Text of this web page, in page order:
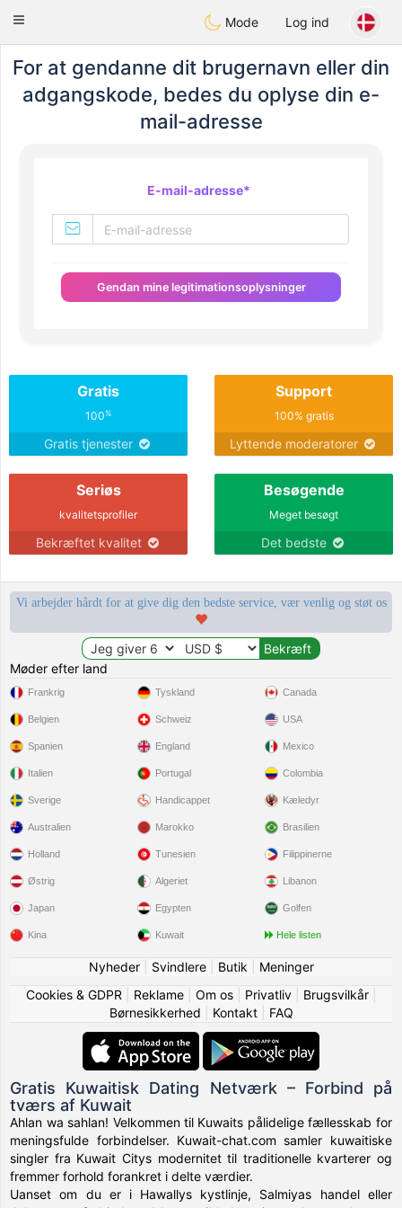
Kuwait Chat
Toggle
Mode Log ind
For at gendanne dit brugernavn eller din
adgangskode, bedes du oplyse din e-
mail-adresse
E-mail-adresse*
Gendan mine legitimationsoplysninger
Gratis
100%
Gratis tjenester
Support
100% gratis
Lyttende moderatorer
Seriøs
kvalitetsprofiler
Bekræftet kvalitet
Besøgende
Meget besøgt
Det bedste
Vi arbejder hårdt for at give dig den bedste service, vær venlig og støt os
Møder efter land
Frankrig
Belgien
Spanien
Italien
Sverige
Tyskland
Schweiz
England
Portugal
Handicappet
Canada
USA
Mexico
Colombia
Kæledyr
Australien
Holland
Østrig
Japan
Kina
Marokko
Tunesien
Algeriet
Egypten
Kuwait
Brasilien
Filippinerne
Libanon
Golfen
Hele listen
Nyheder| Svindlere| Butik
Meninger
Cookies & GDPR
Reklame| Om os| Privatliv| Brugsvilkår|
Børnesikkerhed
Kontakt| FAQ
Gratis Kuwaitisk Dating Netværk – Forbind på
tværs af Kuwait
Ahlan wa sahlan! Velkommen til Kuwaits pålidelige fællesskab for
meningsfulde forbindelser. Kuwait-chat.com samler kuwaitiske
singler fra Kuwait Citys modernitet til traditionelle kvarterer og
fremmer forhold forankret i delte værdier.
Uanset om du er i Hawallys kystlinje, Salmiyas handel eller